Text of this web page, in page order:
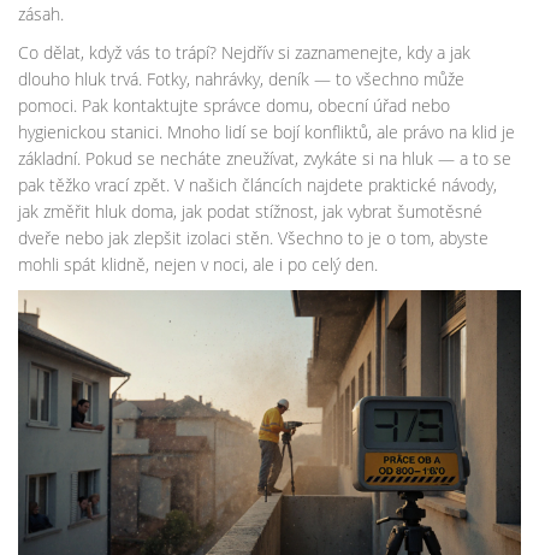
zásah.
Co dělat, když vás to trápí? Nejdřív si zaznamenejte, kdy a jak
dlouho hluk trvá. Fotky, nahrávky, deník — to všechno může
pomoci. Pak kontaktujte správce domu, obecní úřad nebo
hygienickou stanici. Mnoho lidí se bojí konfliktů, ale právo na klid je
základní. Pokud se necháte zneužívat, zvykáte si na hluk — a to se
pak těžko vrací zpět. V našich článcích najdete praktické návody,
jak změřit hluk doma, jak podat stížnost, jak vybrat šumotěsné
dveře nebo jak zlepšit izolaci stěn. Všechno to je o tom, abyste
mohli spát klidně, nejen v noci, ale i po celý den.